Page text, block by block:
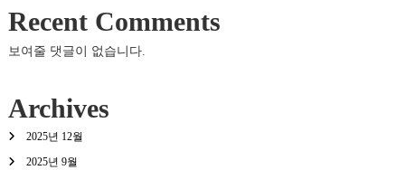
Recent Comments
보여줄 댓글이 없습니다.
Archives
2025년 12월
2025년 9월